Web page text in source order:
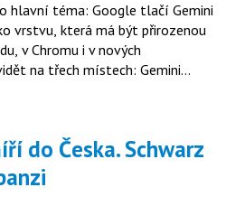
hlavní téma: Google tlačí Gemini
vrstvu, která má být přirozenou
v Chromu i v nových
na třech místech: Gemini